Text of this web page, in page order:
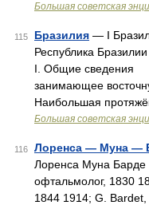
Большая советская
115 Бразилия — I
Республика
I. Общие сведения
занимающее
Наибольшая
Большая советская
116 Лоренса — Муна —
Лоренса Муна Барде
офтальмолог, 1830
1844 1914; G.